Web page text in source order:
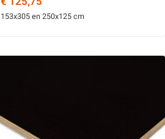
153x305 en 250x125 cm